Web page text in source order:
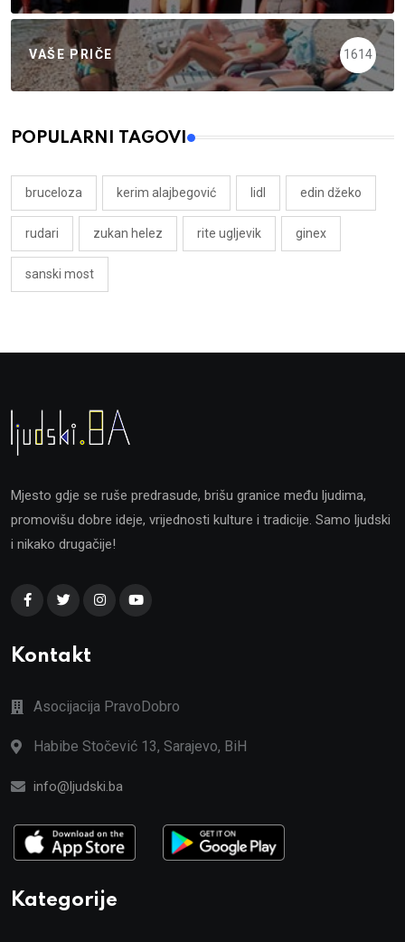
VAŠE PRIČE 1614
POPULARNI TAGOVI
bruceloza kerim alajbegović lidl edin džeko
rudari zukan helez rite ugljevik ginex
sanski most
Mjesto gdje se ruše predrasude, brišu granice među ljudima,
promovišu dobre ideje, vrijednosti kulture i tradicije. Samo ljudski
i nikako drugačije!
Kontakt
Asocijacija PravoDobro
Habibe Stočević 13, Sarajevo, BiH
info@ljudski.ba
Kategorije